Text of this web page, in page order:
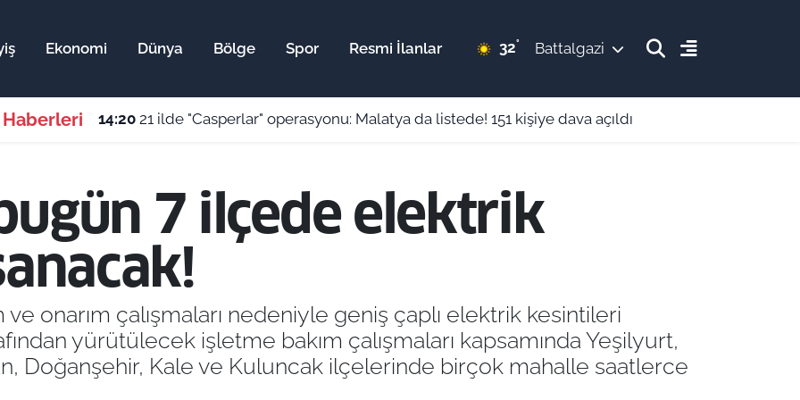
Ekonomi Dünya Bölge Spor Resmi İlanlar 32° Battalgazi
Haberleri 14:00 Malatya’da üniversite kazananlara aylık 13 bin 750 TL: Kimler başvurabilir?
7 ilçede elektrik
ve onarım çalışmaları nedeniyle geniş çaplı elektrik kesintileri
yürütülecek işletme bakım çalışmaları kapsamında Yeşilyurt,
Doğanşehir, Kale ve Kuluncak ilçelerinde birçok mahalle saatlerce